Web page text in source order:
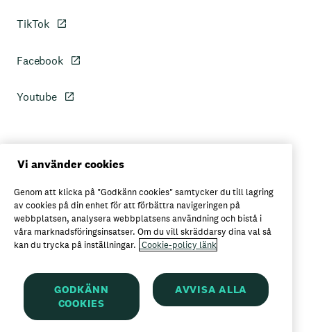
TikTok
Facebook
Youtube
Personuppgiftspolicy
Axfoods integritetspolicy
Här kan du köpa Garant
Vi använder cookies
Genom att klicka på "Godkänn cookies" samtycker du till lagring
av cookies på din enhet för att förbättra navigeringen på
webbplatsen, analysera webbplatsens användning och bistå i
våra marknadsföringsinsatser. Om du vill skräddarsy dina val så
kan du trycka på inställningar. Cookie-policy länk
GODKÄNN
COOKIES
AVVISA ALLA